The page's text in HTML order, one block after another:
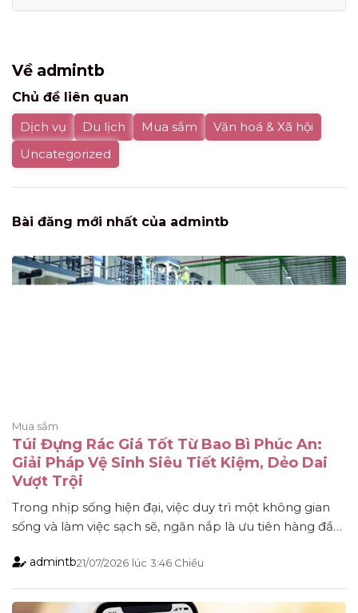
Về admintb
Chủ đề liên quan
Dịch vụ
Du lịch Mua sắm
Văn hoá & Xã hội
Uncategorized
Bài đăng mới nhất của admintb
Mua sắm
Túi Đựng Rác Giá Tốt Từ Bao Bì Phúc An:
Giải Pháp Vệ Sinh Siêu Tiết Kiệm, Dẻo Dai
Vượt Trội
Trong nhịp sống hiện đại, việc duy trì một không gian
sống và làm việc sạch sẽ, ngăn nắp là ưu tiên hàng đầu
kiếm một sản phẩm túi rác vừa đảm bảo độ bền dai, an
admintb21/07/2026 lúc 3:46 Chiều